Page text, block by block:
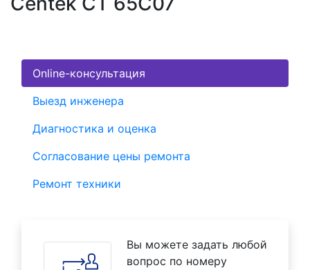
Online-консультация
Выезд инженера
Диагностика и оценка
Согласование цены ремонта
Ремонт техники
Вы можете задать любой
вопрос по номеру